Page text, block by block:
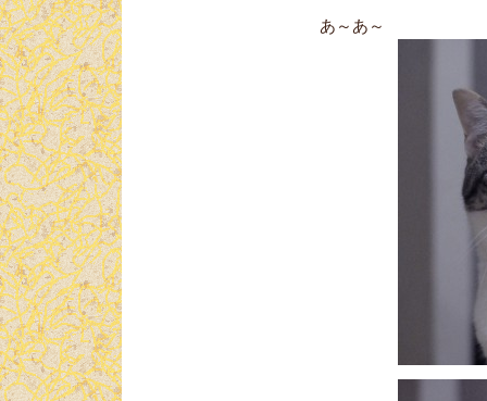
あ～あ～